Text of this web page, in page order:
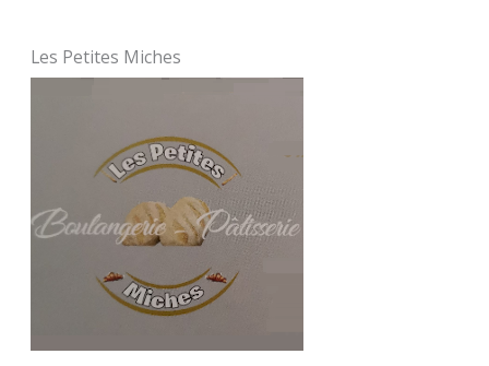
Les Petites Miches